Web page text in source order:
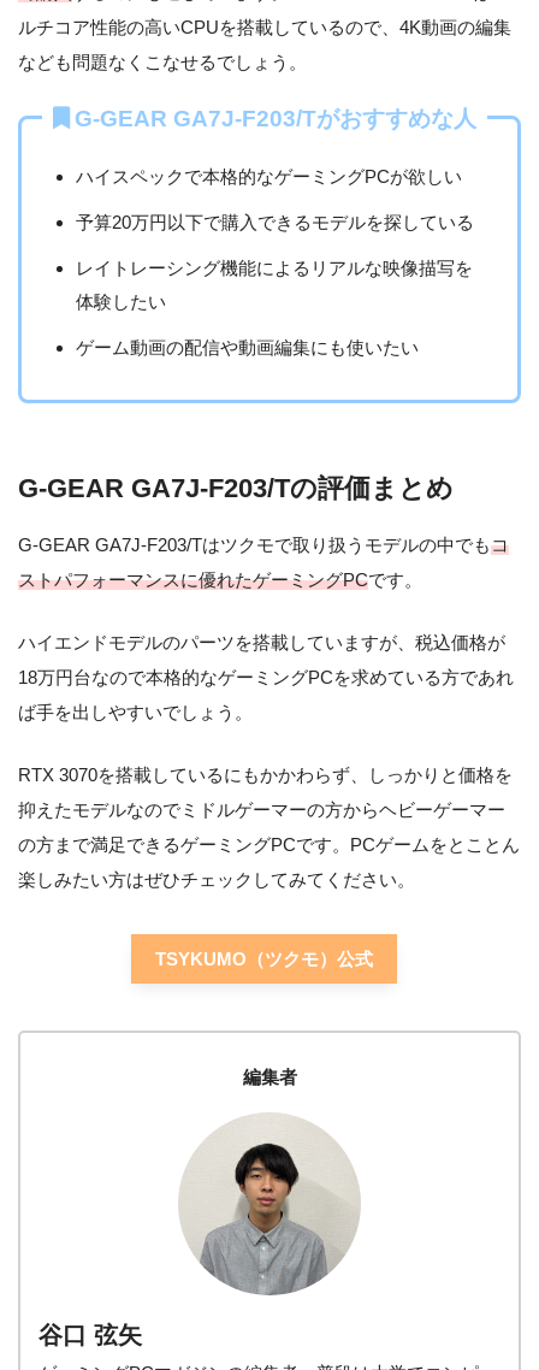
ルチコア性能の高いCPUを搭載しているので、4K動画の編集
なども問題なくこなせるでしょう。
G-GEAR GA7J-F203/Tがおすすめな人
ハイスペックで本格的なゲーミングPCが欲しい
予算20万円以下で購入できるモデルを探している
レイトレーシング機能によるリアルな映像描写を
体験したい
ゲーム動画の配信や動画編集にも使いたい
G-GEAR GA7J-F203/Tの評価まとめ
G-GEAR GA7J-F203/Tはツクモで取り扱うモデルの中でもコ
ストパフォーマンスに優れたゲーミングPCです。
ハイエンドモデルのパーツを搭載していますが、税込価格が
18万円台なので本格的なゲーミングPCを求めている方であれ
ば手を出しやすいでしょう。
RTX 3070を搭載しているにもかかわらず、しっかりと価格を
抑えたモデルなのでミドルゲーマーの方からヘビーゲーマー
の方まで満足できるゲーミングPCです。PCゲームをとことん
楽しみたい方はぜひチェックしてみてください。
TSYKUMO（ツクモ）公式
編集者
谷口 弦矢